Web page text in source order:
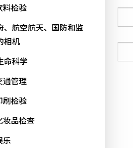
料检验
、航空航天、国防和监
相机
命科学
通管理
刷检验
妆品检查
乐